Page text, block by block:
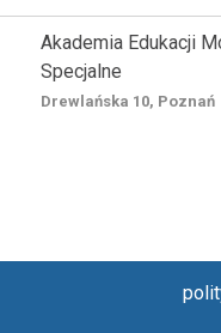
Akademia Edukacji
Specjalne
Drewlańska 10, Poznań